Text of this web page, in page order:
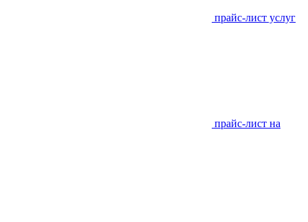
прайс-лист услуг
прайс-лист на